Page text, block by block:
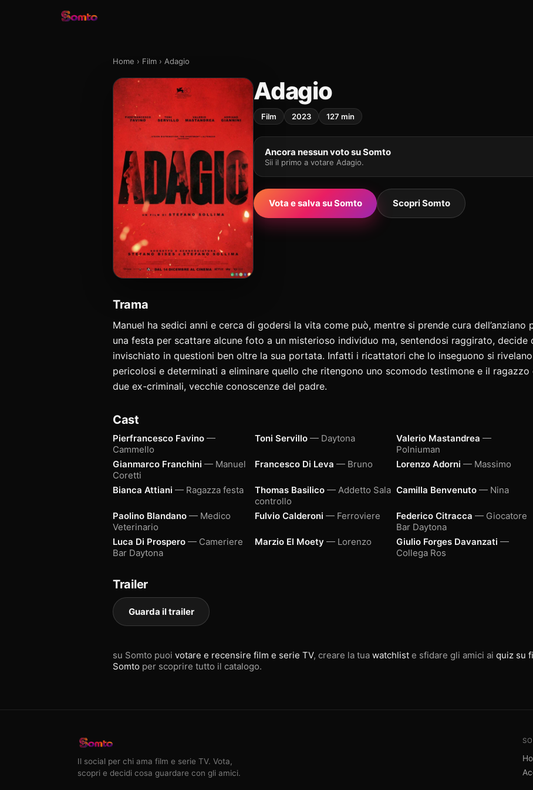
Home › Film › Adagio
Adagio
Film 2023 127 min
Ancora nessun voto su Somto
Sii il primo a votare Adagio.
Vota e salva su Somto Scopri Somto
Trama
Manuel ha sedici anni e cerca di godersi la vita come può, mentre si prende cura
una festa per scattare alcune foto a un misterioso individuo ma, sentendosi raggirato, decide
invischiato in questioni ben oltre la sua portata. Infatti i ricattatori che lo inseguono si
pericolosi e determinati a eliminare quello che ritengono uno scomodo testimone e il
due ex-criminali, vecchie conoscenze del padre.
Cast
Pierfrancesco Favino —
Cammello
Toni Servillo — Daytona Valerio Mastandrea —
Polniuman
Gianmarco Franchini — Manuel
Coretti
Francesco Di Leva — Bruno Lorenzo Adorni — Massimo
Bianca Attiani — Ragazza festa Thomas Basilico — Addetto Sala
controllo
Camilla Benvenuto — Nina
Paolino Blandano — Medico
Veterinario
Fulvio Calderoni — Ferroviere Federico Citracca — Giocatore
Bar Daytona
Luca Di Prospero — Cameriere
Bar Daytona
Marzio El Moety — Lorenzo Giulio Forges Davanzati —
Collega Ros
Trailer
Guarda il trailer
su Somto puoi votare e recensire film e serie TV, creare la tua watchlist e sfidare gli amici ai quiz su
Somto per scoprire tutto il catalogo.
Il social per chi ama film e serie TV. Vota,
scopri e decidi cosa guardare con gli amici.